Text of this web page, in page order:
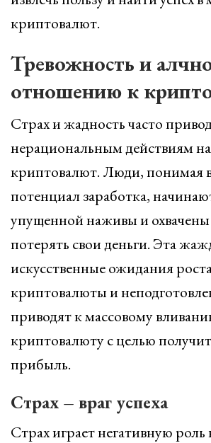
криптовалют.
Тревожность и
отношению к
Страх и жадность часто
нерациональным действиям
криптовалют. Люди, понимая
потенциал заработка,
упущенной наживы и
потерять свои деньги. Эта
искусственные ожидания
криптовалюты и
приводят к массовому
криптовалюту с целью
прибыль.
Страх – враг успеха
Страх играет негативную роль